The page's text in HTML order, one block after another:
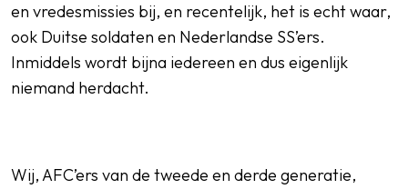
en vredesmissies bij, en recentelijk, het is echt waar,
ook Duitse soldaten en Nederlandse SS’ers.
Inmiddels wordt bijna iedereen en dus eigenlijk
niemand herdacht.
Wij, AFC’ers van de tweede en derde generatie,